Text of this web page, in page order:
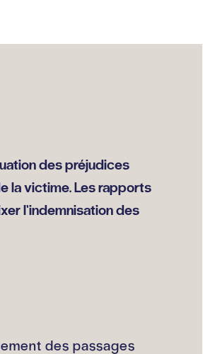
des préjudices
la victime. Les rapports
l’indemnisation des
des passages